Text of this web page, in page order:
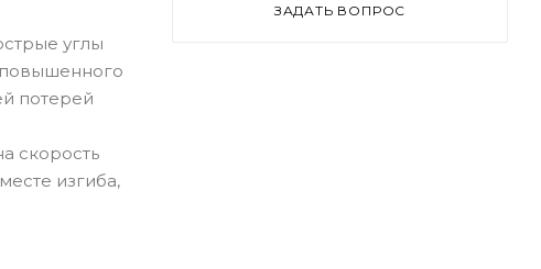
углы
повышенного
потерей
скорость
изгиба,
ЗАДАТЬ ВОПРОС